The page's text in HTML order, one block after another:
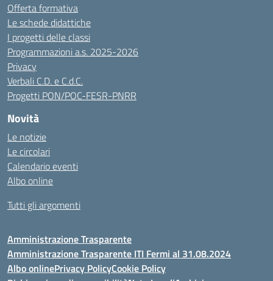
Offerta formativa
Le schede didattiche
I progetti delle classi
Programmazioni a.s. 2025-2026
Privacy
Verbali C.D. e C.d.C.
Progetti PON/POC-FESR-PNRR
Novità
Le notizie
Le circolari
Calendario eventi
Albo online
Tutti gli argomenti
Amministrazione Trasparente
Amministrazione Trasparente ITI Fermi al 31.08.2024
Albo onlinePrivacy PolicyCookie Policy